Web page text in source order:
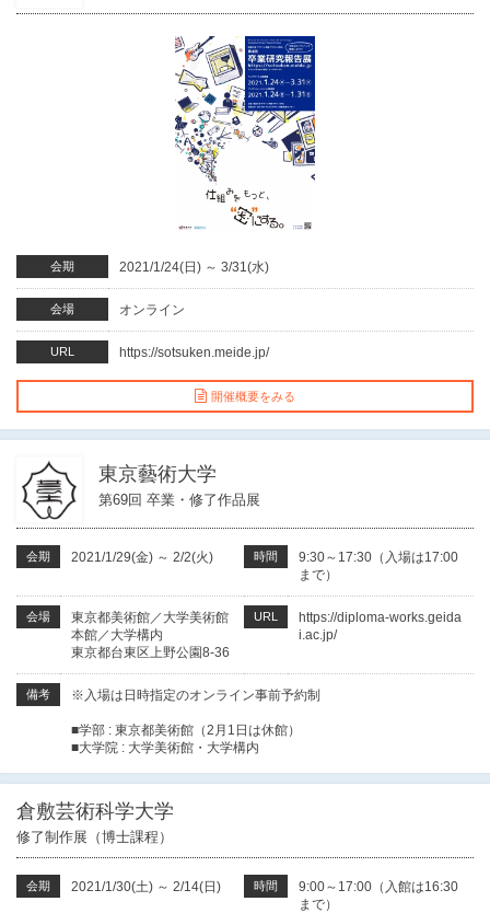
会期 2021/1/24(日) ～ 3/31(水)
会場 オンライン
URL https://sotsuken.meide.jp/
開催概要をみる
東京藝術大学
第69回 卒業・修了作品展
会期 2021/1/29(金) ～ 2/2(火) 時間
9:30～17:30（入場は17:00
まで）
会場
東京都美術館／大学美術館
本館／大学構内
東京都台東区上野公園8-36
URL
https://diploma-works.geida
i.ac.jp/
備考 ※入場は日時指定のオンライン事前予約制
■学部 : 東京都美術館（2月1日は休館）
■大学院 : 大学美術館・大学構内
倉敷芸術科学大学
修了制作展（博士課程）
会期 2021/1/30(土) ～ 2/14(日) 時間
9:00～17:00（入館は16:30
まで）